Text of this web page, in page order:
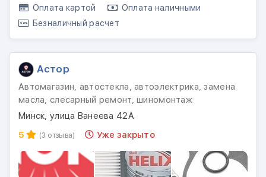
Оплата картой
Оплата наличными
Безналичный расчет
Астор
Автомагазин, автостекла, автоэлектрика, замена
масла, слесарный ремонт, шиномонтаж
Минск, улица Ванеева 42А
5
(3 отзыва) Уже закрыто